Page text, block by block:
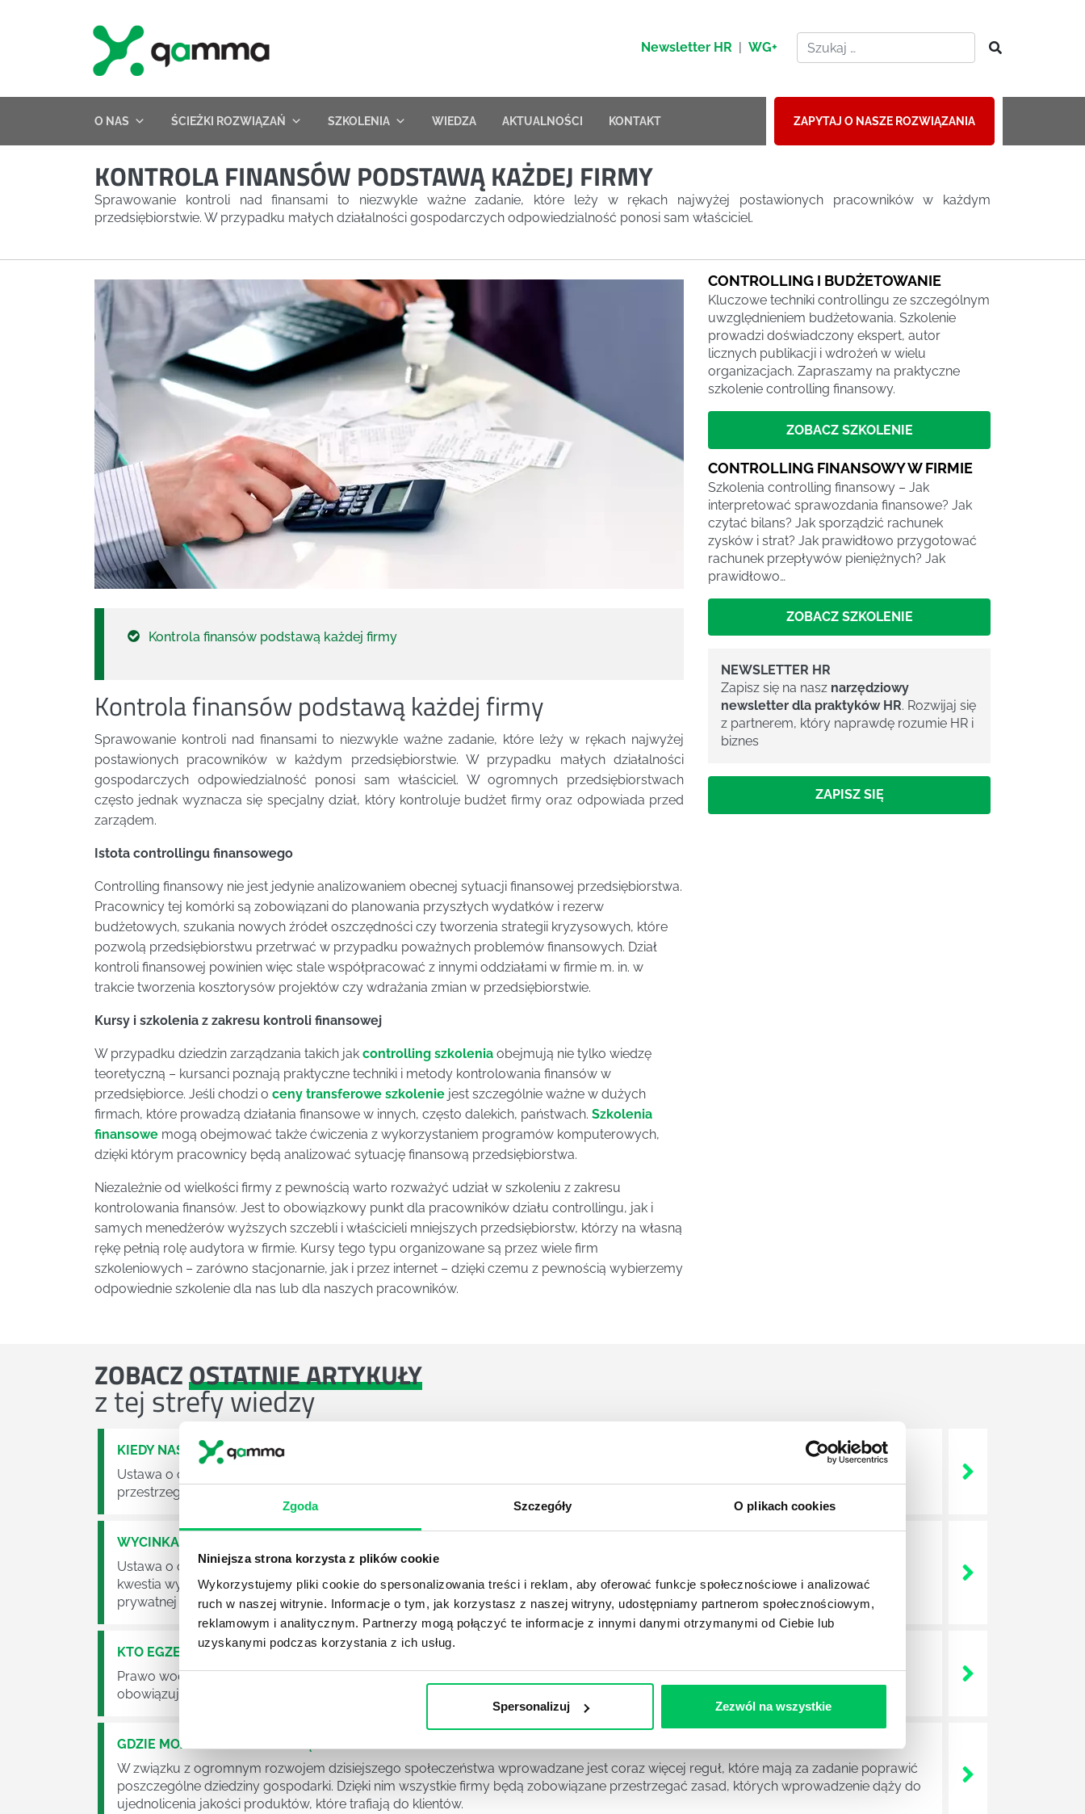
Zgoda Szczegóły O plikach cookies
Niniejsza strona korzysta z plików cookie
Wykorzystujemy pliki cookie do spersonalizowania treści i reklam, aby oferować funkcje społecznościowe i analizować
ruch w naszej witrynie. Informacje o tym, jak korzystasz z naszej witryny, udostępniamy partnerom społecznościowym,
reklamowym i analitycznym. Partnerzy mogą połączyć te informacje z innymi danymi otrzymanymi od Ciebie lub
uzyskanymi podczas korzystania z ich usług.
Spersonalizuj Zezwól na wszystkie
Newsletter HR | WG+
O NAS ŚCIEŻKI ROZWIĄZAŃ SZKOLENIA WIEDZA AKTUALNOŚCI KONTAKT ZAPYTAJ O NASZE ROZWIĄZANIA
KONTROLA FINANSÓW PODSTAWĄ KAŻDEJ FIRMY
Sprawowanie kontroli nad finansami to niezwykle ważne zadanie, które leży w rękach najwyżej postawionych pracowników w każdym
przedsiębiorstwie. W przypadku małych działalności gospodarczych odpowiedzialność ponosi sam właściciel.
Kontrola finansów podstawą każdej firmy
Kontrola finansów podstawą każdej firmy
Sprawowanie kontroli nad finansami to niezwykle ważne zadanie, które leży w rękach najwyżej
postawionych pracowników w każdym przedsiębiorstwie. W przypadku małych działalności
gospodarczych odpowiedzialność ponosi sam właściciel. W ogromnych przedsiębiorstwach
często jednak wyznacza się specjalny dział, który kontroluje budżet firmy oraz odpowiada przed
zarządem.
Istota controllingu finansowego
Controlling finansowy nie jest jedynie analizowaniem obecnej sytuacji finansowej przedsiębiorstwa.
Pracownicy tej komórki są zobowiązani do planowania przyszłych wydatków i rezerw
budżetowych, szukania nowych źródeł oszczędności czy tworzenia strategii kryzysowych, które
pozwolą przedsiębiorstwu przetrwać w przypadku poważnych problemów finansowych. Dział
kontroli finansowej powinien więc stale współpracować z innymi oddziałami w firmie m. in. w
trakcie tworzenia kosztorysów projektów czy wdrażania zmian w przedsiębiorstwie.
Kursy i szkolenia z zakresu kontroli finansowej
W przypadku dziedzin zarządzania takich jak controlling szkolenia obejmują nie tylko wiedzę
teoretyczną – kursanci poznają praktyczne techniki i metody kontrolowania finansów w
przedsiębiorce. Jeśli chodzi o ceny transferowe szkolenie jest szczególnie ważne w dużych
firmach, które prowadzą działania finansowe w innych, często dalekich, państwach. Szkolenia
finansowe mogą obejmować także ćwiczenia z wykorzystaniem programów komputerowych,
dzięki którym pracownicy będą analizować sytuację finansową przedsiębiorstwa.
Niezależnie od wielkości firmy z pewnością warto rozważyć udział w szkoleniu z zakresu
kontrolowania finansów. Jest to obowiązkowy punkt dla pracowników działu controllingu, jak i
samych menedżerów wyższych szczebli i właścicieli mniejszych przedsiębiorstw, którzy na własną
rękę pełnią rolę audytora w firmie. Kursy tego typu organizowane są przez wiele firm
szkoleniowych – zarówno stacjonarnie, jak i przez internet – dzięki czemu z pewnością wybierzemy
odpowiednie szkolenie dla nas lub dla naszych pracowników.
CONTROLLING I BUDŻETOWANIE
Kluczowe techniki controllingu ze szczególnym
uwzględnieniem budżetowania. Szkolenie
prowadzi doświadczony ekspert, autor
licznych publikacji i wdrożeń w wielu
organizacjach. Zapraszamy na praktyczne
szkolenie controlling finansowy.
ZOBACZ SZKOLENIE
CONTROLLING FINANSOWY W FIRMIE
Szkolenia controlling finansowy – Jak
interpretować sprawozdania finansowe? Jak
czytać bilans? Jak sporządzić rachunek
zysków i strat? Jak prawidłowo przygotować
rachunek przepływów pieniężnych? Jak
prawidłowo…
ZOBACZ SZKOLENIE
NEWSLETTER HR
Zapisz się na nasz narzędziowy
newsletter dla praktyków HR. Rozwijaj się
z partnerem, który naprawdę rozumie HR i
biznes
ZAPISZ SIĘ
ZOBACZOSTATNIE ARTYKUŁY
z tej strefy wiedzy
KIEDY NASTĄPI ZMIANA USTAWY O ODPADACH?
Ustawa o odpadach jest dość istotną ustawą dla każdej firmy. Kiedy dokładnie nowe przepisy wejdą w życie? Od kiedy ich
przestrzeganie będzie już normalnie egzekwowane? Z czym trzeba się tutaj na pewno liczyć?
WYCINKA DRZEW A USTAWA O OCHRONIE ŚRODOWISKA - CO WARTO WIEDZIEĆ?
Ustawa o ochronie środowiska obowiązuje każdego z nas – bez wyjątku. Warto podkreślić, że określona jest w niej także dokładnie
kwestia wycinki drzew. Czy taka wycinka drzew musi być gdziekolwiek zgłaszana? Jak to w zasadzie dokładniej wygląda? Czy z
prywatnej posesji można wyciąć cokolwiek?
KTO EGZEKWUJE PRAWO WODNE?
Prawo wodne to dość skomplikowane prawo w ustawodawstwie polskim. Na czym dokładniej ono polega? Kogo w zasadzie
obowiązuje? Jak wygląda egzekwowanie prawa wodnego? Na te pytania odpowiemy pokrótce poniżej.
GDZIE MOŻEMY ZAPOZNAĆ SIĘ Z WYMAGANIAMI NORM JAKOŚCI WYROBÓW MEDYCZNYCH?
W związku z ogromnym rozwojem dzisiejszego społeczeństwa wprowadzane jest coraz więcej reguł, które mają za zadanie poprawić
poszczególne dziedziny gospodarki. Dzięki nim wszystkie firmy będą zobowiązane przestrzegać zasad, których wprowadzenie dąży do
ujednolicenia jakości produktów, które trafiają do klientów.